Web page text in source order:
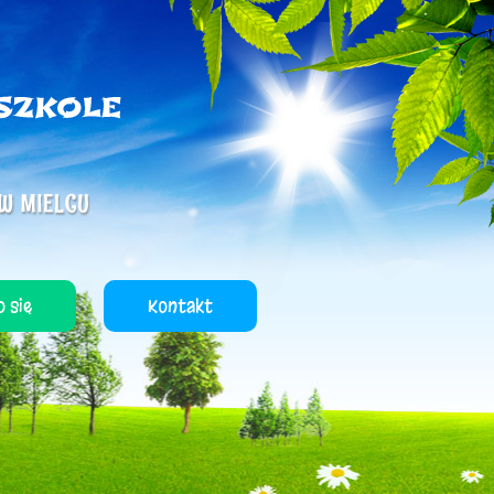
się Kontakt